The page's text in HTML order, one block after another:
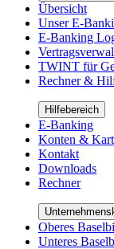
Übersicht
Unser E-
E-Banking
TWINT für
Rechner &
Hilfebereich
E-Banking
Konten &
Kontakt
Downloads
Rechner
Oberes
Unteres